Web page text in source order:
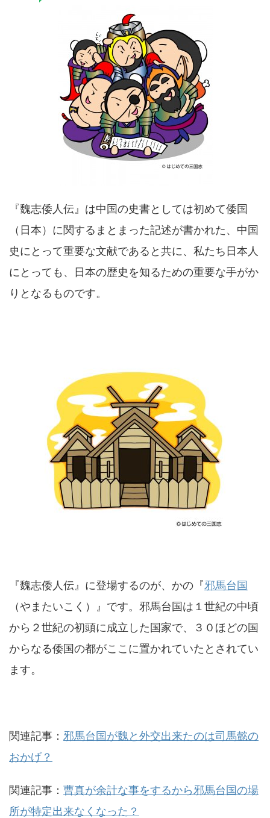
『魏志倭人伝』は中国の史書としては初めて倭国
（日本）に関するまとまった記述が書かれた、中国
史にとって重要な文献であると共に、私たち日本人
にとっても、日本の歴史を知るための重要な手がか
りとなるものです。
『魏志倭人伝』に登場するのが、かの『邪馬台国
（やまたいこく）』です。邪馬台国は１世紀の中頃
から２世紀の初頭に成立した国家で、３０ほどの国
からなる倭国の都がここに置かれていたとされてい
ます。
関連記事： 邪馬台国が魏と外交出来たのは司馬懿の
おかげ？
関連記事： 曹真が余計な事をするから邪馬台国の場
所が特定出来なくなった？